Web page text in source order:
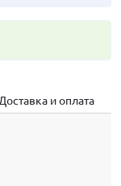
и оплата